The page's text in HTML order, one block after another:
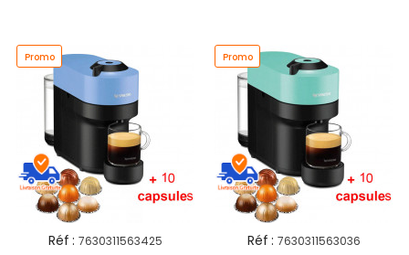
Promo
Réf : 7630311563425
Promo
Réf : 7630311563036